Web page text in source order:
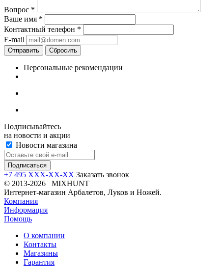
Вопрос *
Ваше имя *
Контактный телефон *
E-mail
Отправить Сбросить
Персональные рекомендации
Подписывайтесь
на новости и акции
Новости магазина
+7 495 XXX-XX-XX Заказать звонок
© 2013-2026 MIXHUNT
Интернет-магазин Арбалетов, Луков и Ножей.
Компания
Информация
Помощь
О компании
Контакты
Магазины
Гарантия